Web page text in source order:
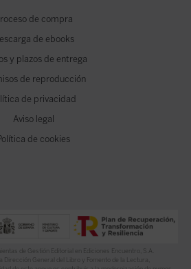
de compra
de ebooks
y plazos de entrega
de reproducción
de privacidad
Aviso legal
de cookies
de Gestión Editorial en Ediciones Encuentro, S.A.
Dirección General del Libro y Fomento de la Lectura,